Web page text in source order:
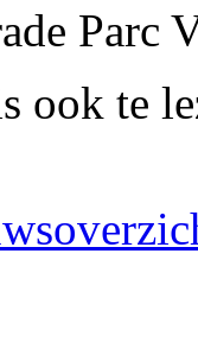
Parc
ook te